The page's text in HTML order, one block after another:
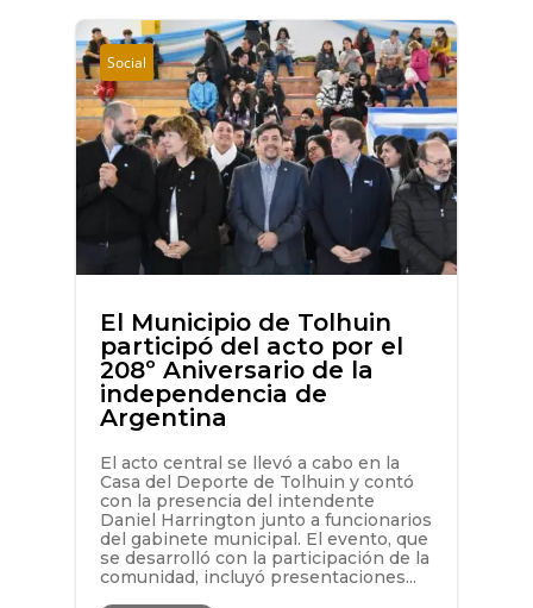
Social
El Municipio de Tolhuin
participó del acto por el
208º Aniversario de la
independencia de
Argentina
El acto central se llevó a cabo en la
Casa del Deporte de Tolhuin y contó
con la presencia del intendente
Daniel Harrington junto a funcionarios
del gabinete municipal. El evento, que
se desarrolló con la participación de la
comunidad, incluyó presentaciones...